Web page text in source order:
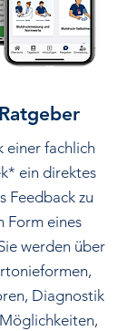
einer fachlich
ein direktes
Feedback zu
Form eines
werden über
Diagnostik